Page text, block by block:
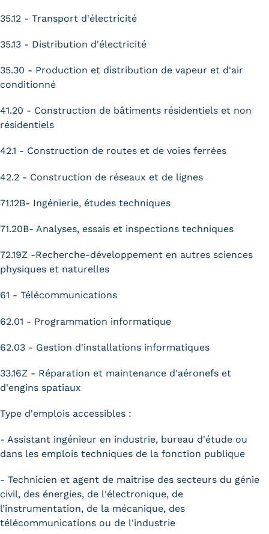
35.12 - Transport d'électricité
35.13 - Distribution d'électricité
35.30 - Production et distribution de vapeur et d'air
conditionné
41.20 - Construction de bâtiments résidentiels et non
résidentiels
42.1 - Construction de routes et de voies ferrées
42.2 - Construction de réseaux et de lignes
71.12B- Ingénierie, études techniques
71.20B- Analyses, essais et inspections techniques
72.19Z -Recherche-développement en autres sciences
physiques et naturelles
61 - Télécommunications
62.01 - Programmation informatique
62.03 - Gestion d'installations informatiques
33.16Z - Réparation et maintenance d'aéronefs et
d'engins spatiaux
Type d'emplois accessibles :
- Assistant ingénieur en industrie, bureau d'étude ou
dans les emplois techniques de la fonction publique
- Technicien et agent de maitrise des secteurs du génie
civil, des énergies, de l'électronique, de
l’instrumentation, de la mécanique, des
télécommunications ou de l'industrie